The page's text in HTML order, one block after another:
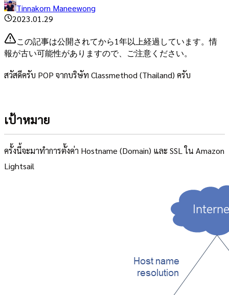
Tinnakorn Maneewong
2023.01.29
この記事は公開されてから1年以上経過しています。情
報が古い可能性がありますので、ご注意ください。
สวัสดีครับ POP จากบริษัท Classmethod (Thailand) ครับ
เป้าหมาย
ครั้งนี้จะมาทำการตั้งค่า Hostname (Domain) และ SSL ใน Amazon
Lightsail